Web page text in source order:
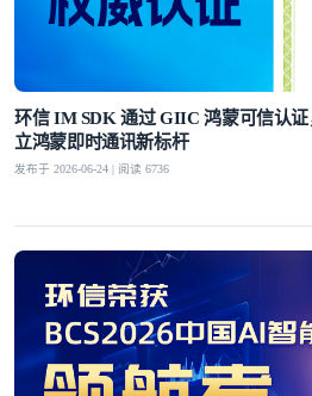
环信 IM SDK 通过 GIIC 鸿蒙可信认
立鸿蒙即时通讯新标杆
发布于 2026-06-24 | 阅读 6736